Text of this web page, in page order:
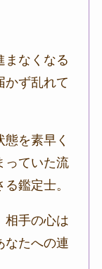
まなくなる
かず乱れて
を素早く
っていた流
鑑定士。
相手の心は
なたへの連